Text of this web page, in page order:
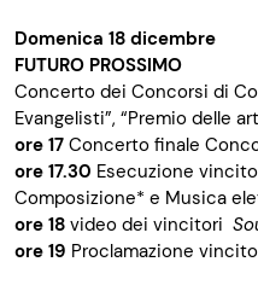
Domenica 18 dicembre
FUTURO PROSSIMO
Concerto dei Concorsi di
Evangelisti”, “Premio delle
ore 17 Concerto finale
ore 17.30 Esecuzione
Composizione* e Musica
ore 18 video dei vincitori
ore 19 Proclamazione